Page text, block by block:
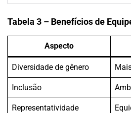
Tabela 3 – Benefícios de
Aspecto
Diversidade de gênero
Inclusão
Representatividade